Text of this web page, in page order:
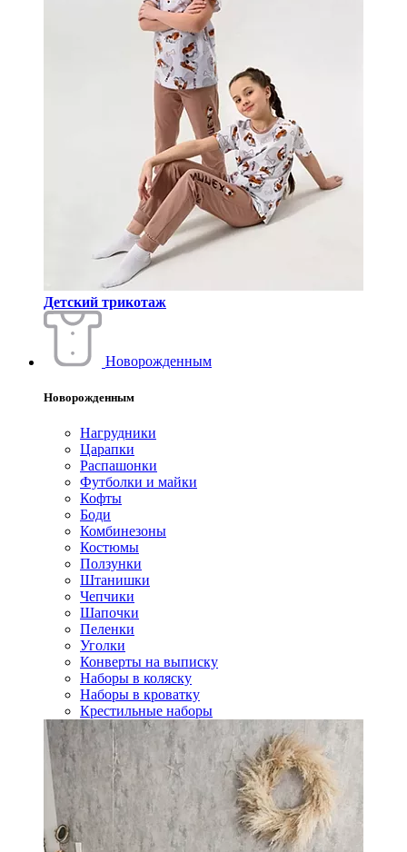
Детский трикотаж
Новорожденным
Новорожденным
Нагрудники
Царапки
Распашонки
Футболки и майки
Кофты
Боди
Комбинезоны
Костюмы
Ползунки
Штанишки
Чепчики
Шапочки
Пеленки
Уголки
Конверты на выписку
Наборы в коляску
Наборы в кроватку
Крестильные наборы